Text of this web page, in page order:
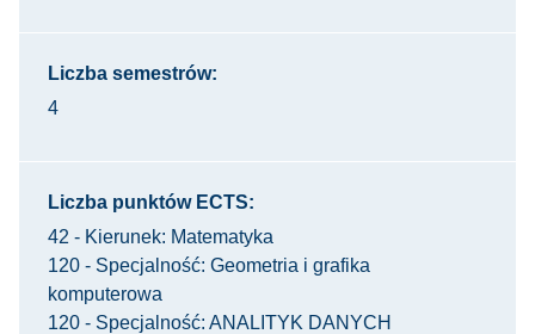
Liczba semestrów:
4
Liczba punktów ECTS:
42 - Kierunek: Matematyka
120 - Specjalność: Geometria i grafika
komputerowa
120 - Specjalność: ANALITYK DANYCH